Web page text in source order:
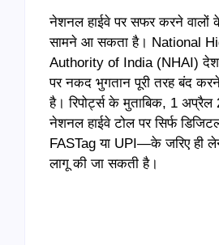
नेशनल हाईवे पर सफर करने वालों
सामने आ सकता है। National
Authority of India (NHAI)
पर नकद भुगतान पूरी तरह बंद करने
है। रिपोर्ट्स के मुताबिक, 1
नेशनल हाईवे टोल पर सिर्फ
FASTag या UPI—के जरिए ही
लागू की जा सकती है।